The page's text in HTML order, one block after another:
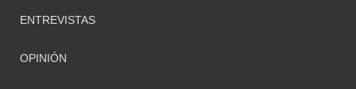
ENTREVISTAS
OPINIÓN